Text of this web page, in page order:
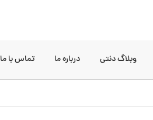
وبلاگ دنتی درباره ما تماس با ما